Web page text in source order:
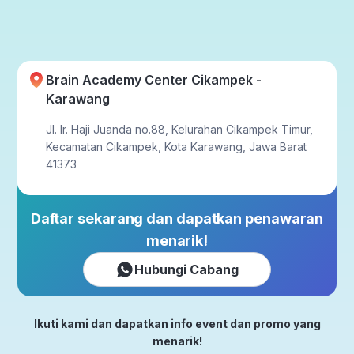
Brain Academy Center Cikampek -
Karawang
Jl. Ir. Haji Juanda no.88, Kelurahan Cikampek Timur,
Kecamatan Cikampek, Kota Karawang, Jawa Barat
41373
Daftar sekarang dan dapatkan penawaran
menarik!
Hubungi Cabang
Ikuti kami dan dapatkan info event dan promo yang
menarik!